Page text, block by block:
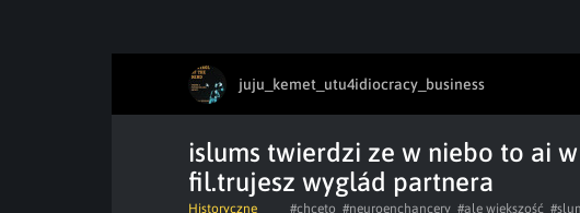
juju_kemet_utu4idiocracy_business
islums twierdzi ze w niebo to ai
fil.trujesz wyglád partnera
Historyczne #chceto #neuroenchancery #ale większość